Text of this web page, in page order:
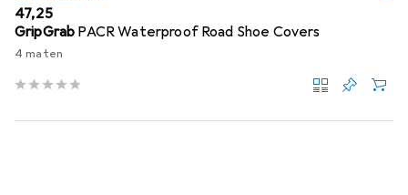
EUR
47,25
GripGrab PACR Waterproof Road Shoe Covers
4 maten